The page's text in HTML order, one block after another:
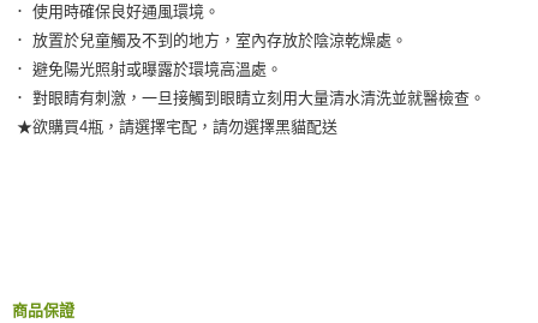
． 使用時確保良好通風環境。
． 放置於兒童觸及不到的地方，室內存放於陰涼乾燥處。
． 避免陽光照射或曝露於環境高溫處。
． 對眼睛有刺激，一旦接觸到眼睛立刻用大量清水清洗並就醫檢查。
★欲購買4瓶，請選擇宅配，請勿選擇黑貓配送
商品保證